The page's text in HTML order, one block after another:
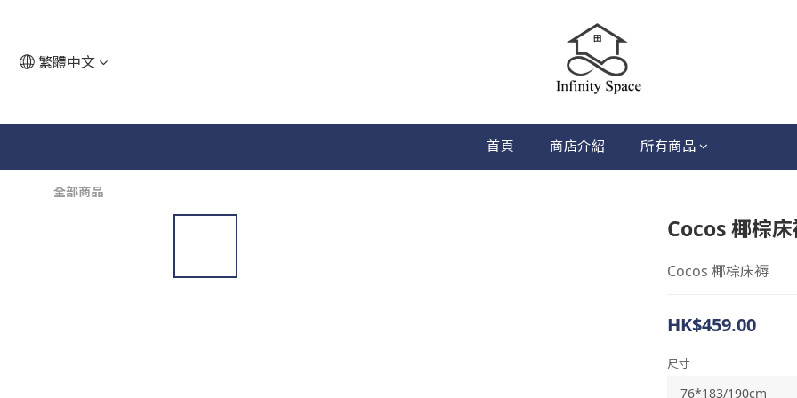
繁體中文
首頁 商店介紹 所有商品
全部商品
Cocos 椰棕
Cocos 椰棕床褥
HK$459.00
尺寸